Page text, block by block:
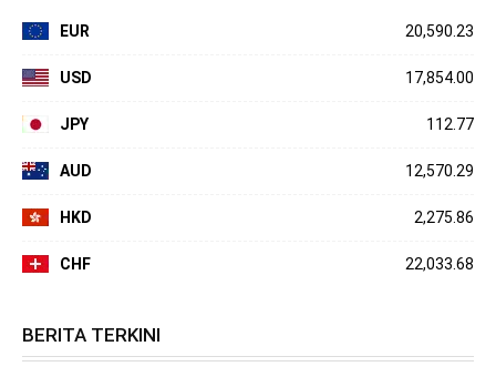
EUR 20,590.23
USD 17,854.00
JPY 112.77
AUD 12,570.29
HKD 2,275.86
CHF 22,033.68
BERITA TERKINI